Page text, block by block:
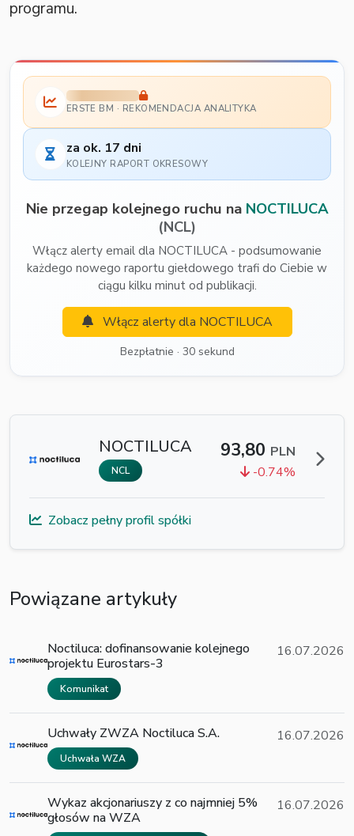
programu.
ERSTE BM · REKOMENDACJA ANALITYKA
za ok. 17 dni
KOLEJNY RAPORT OKRESOWY
Nie przegap kolejnego ruchu na NOCTILUCA
(NCL)
Włącz alerty email dla NOCTILUCA - podsumowanie
każdego nowego raportu giełdowego trafi do Ciebie w
ciągu kilku minut od publikacji.
Włącz alerty dla NOCTILUCA
Bezpłatnie · 30 sekund
NOCTILUCA
NCL
93,80 PLN
-0.74%
Zobacz pełny profil spółki
Powiązane artykuły
Noctiluca: dofinansowanie kolejnego
projektu Eurostars-3
Komunikat
16.07.2026
Uchwały ZWZA Noctiluca S.A.
Uchwała WZA
16.07.2026
Wykaz akcjonariuszy z co najmniej 5%
głosów na WZA
16.07.2026